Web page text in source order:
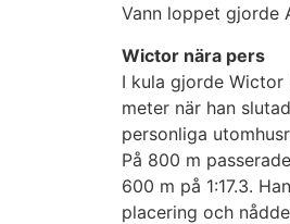
Vann loppet gjorde
Wictor nära pers
I kula gjorde Wictor
meter när han
personliga
På 800 m
600 m på 1:17.3.
placering och